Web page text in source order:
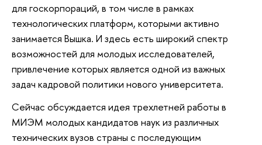
для госкорпораций, в том числе в рамках
технологических платформ, которыми активно
занимается Вышка. И здесь есть широкий спектр
возможностей для молодых исследователей,
привлечение которых является одной из важных
задач кадровой политики нового университета.
Сейчас обсуждается идея трехлетней работы в
МИЭМ молодых кандидатов наук из различных
технических вузов страны с последующим